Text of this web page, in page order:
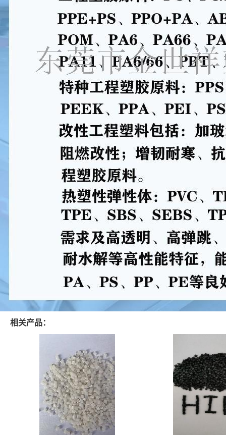
相关产品：
注塑级高分子颗粒UHMWPE 2500 350万分
子量 高耐磨 耐化学
线